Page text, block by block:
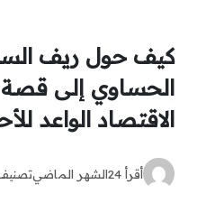
كيف حول ريف
الحساوي إلى قصة
الاقتصاد الواعد
أقرأ 24 الشهر الماضي